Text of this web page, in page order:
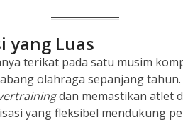
yang Luas
terikat pada satu musim
olahraga sepanjang
dan memastikan atlet
yang fleksibel mendukung